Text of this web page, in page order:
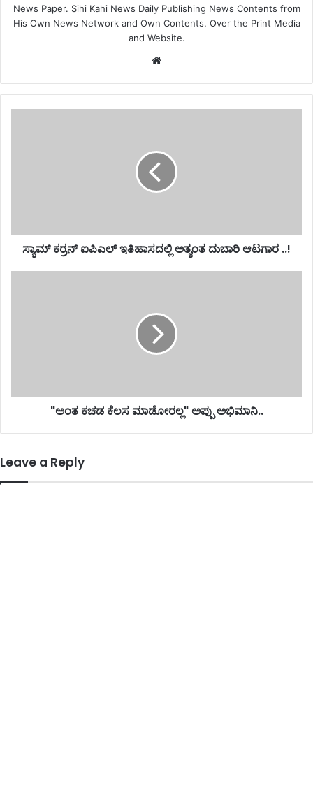
News Paper. Sihi Kahi News Daily Publishing News Contents from
His Own News Network and Own Contents. Over the Print Media
and Website.
Website
ಸ್ಯಾಮ್ ಕರ್ರನ್ ಐಪಿಎಲ್ ಇತಿಹಾಸದಲ್ಲಿ ಅತ್ಯಂತ ದುಬಾರಿ ಆಟಗಾರ ..!
"ಅಂತ ಕಚಡ ಕೆಲಸ ಮಾಡೋರಲ್ಲ" ಅಪ್ಪು ಅಭಿಮಾನಿ..
Leave a Reply